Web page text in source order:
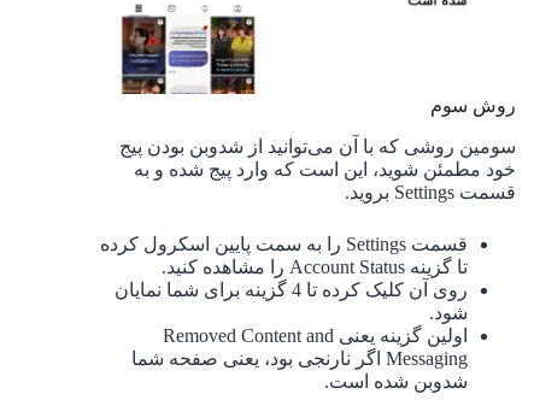
روش سوم
سومین روشی که با آن می‌توانید از شدوبن بودن پیج
خود مطمئن شوید، این است که وارد پیج شده و به
قسمت Settings بروید.
قسمت Settings را به سمت پایین اسکرول کرده
تا گزینه Account Status را مشاهده کنید.
روی آن کلیک کرده تا 4 گزینه برای شما نمایان
شود.
اولین گزینه یعنی Removed Content and
Messaging اگر نارنجی بود، یعنی صفحه شما
شدوبن شده است.